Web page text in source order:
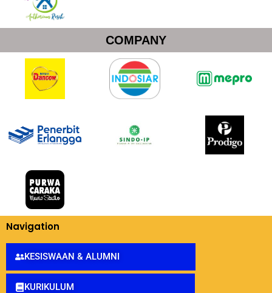
COMPANY
Navigation
KESISWAAN & ALUMNI
KURIKULUM